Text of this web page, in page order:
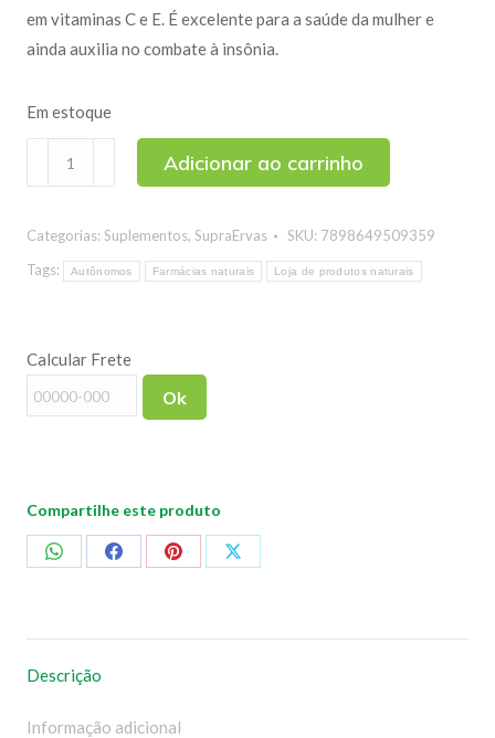
em vitaminas C e E. É excelente para a saúde da mulher e
ainda auxilia no combate à insônia.
Em estoque
Woman
Amora
SupraErvas
Adicionar ao carrinho
Categorias: Suplementos, SupraErvas SKU: 7898649509359
Tags:
Autônomos Farmácias naturais Loja de produtos naturais
Calcular Frete
Ok
Compartilhe este produto
CompartilharCompartilharCompartilharCompartilhar
Descrição
Informação adicional